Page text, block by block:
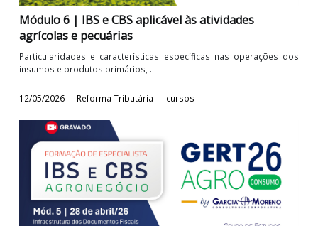
Módulo 6 | IBS e CBS aplicável às atividades
agrícolas e pecuárias